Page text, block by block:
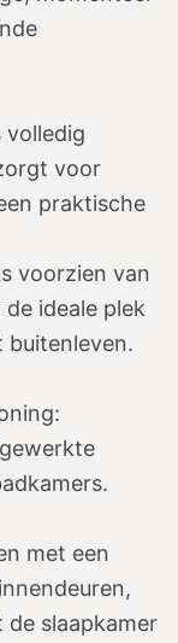
volledig
voor
praktische
voorzien van
ideale plek
buitenleven.
met een
slaapkamer